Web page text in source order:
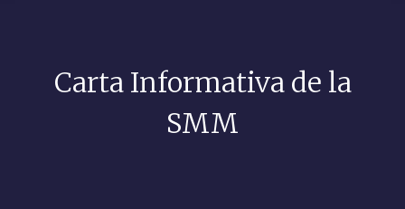
Carta Informativa de la
SMM